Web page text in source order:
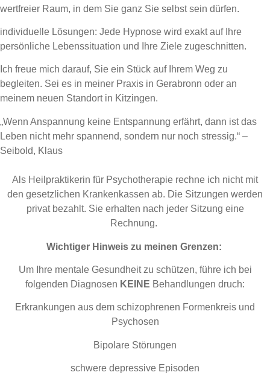
wertfreier Raum, in dem Sie ganz Sie selbst sein dürfen.
individuelle Lösungen: Jede Hypnose wird exakt auf Ihre
persönliche Lebenssituation und Ihre Ziele zugeschnitten.
Ich freue mich darauf, Sie ein Stück auf Ihrem Weg zu
begleiten. Sei es in meiner Praxis in Gerabronn oder an
meinem neuen Standort in Kitzingen.
„Wenn Anspannung keine Entspannung erfährt, dann ist das
Leben nicht mehr spannend, sondern nur noch stressig.“ –
Seibold, Klaus
Als Heilpraktikerin für Psychotherapie rechne ich nicht mit
den gesetzlichen Krankenkassen ab. Die Sitzungen werden
privat bezahlt. Sie erhalten nach jeder Sitzung eine
Rechnung.
Wichtiger Hinweis zu meinen Grenzen:
Um Ihre mentale Gesundheit zu schützen, führe ich bei
folgenden Diagnosen KEINE Behandlungen druch:
Erkrankungen aus dem schizophrenen Formenkreis und
Psychosen
Bipolare Störungen
schwere depressive Episoden